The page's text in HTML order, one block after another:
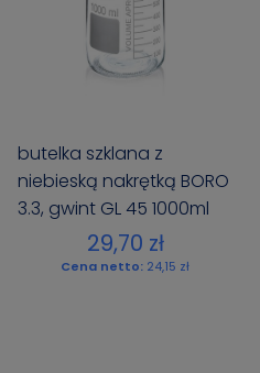
butelka szklana z
niebieską nakrętką BORO
3.3, gwint GL 45 1000ml
29,70 zł
Cena netto: 24,15 zł